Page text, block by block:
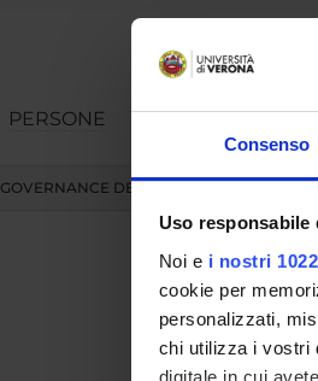
Consenso
Uso responsabile
Noi e i nostri
cookie per
personalizzati,
chi utilizza i vostri
digitale in cui
PERSONE
GOVERNANCE DELLA FACOLTÀ